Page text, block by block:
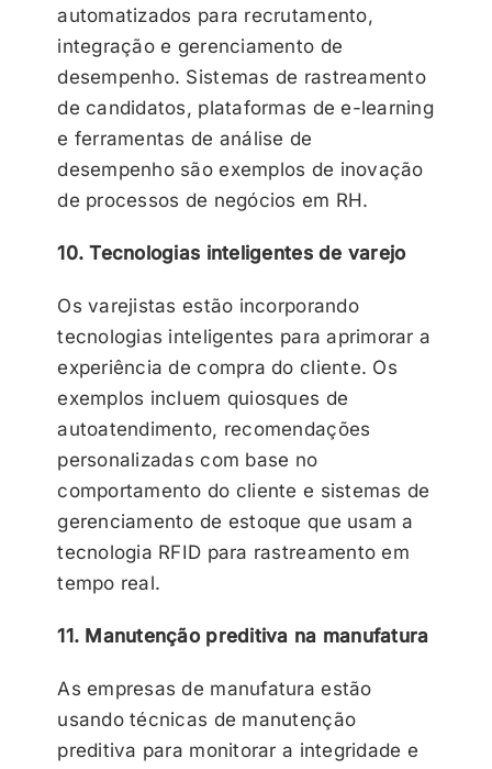
automatizados para recrutamento,
integração e gerenciamento de
desempenho. Sistemas de rastreamento
de candidatos, plataformas de e-learning
e ferramentas de análise de
desempenho são exemplos de inovação
de processos de negócios em RH.
10. Tecnologias inteligentes de varejo
Os varejistas estão incorporando
tecnologias inteligentes para aprimorar a
experiência de compra do cliente. Os
exemplos incluem quiosques de
autoatendimento, recomendações
personalizadas com base no
comportamento do cliente e sistemas de
gerenciamento de estoque que usam a
tecnologia RFID para rastreamento em
tempo real.
11. Manutenção preditiva na manufatura
As empresas de manufatura estão
usando técnicas de manutenção
preditiva para monitorar a integridade e